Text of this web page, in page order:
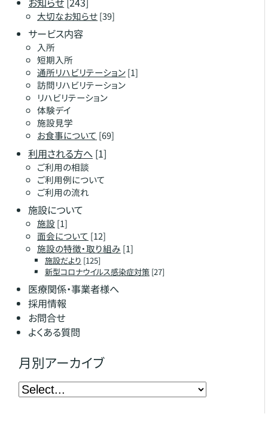
大切なお知らせ[39]
サービス内容
入所
短期入所
通所リハビリテーション[1]
訪問リハビリテーション
リハビリテーション
体験デイ
施設見学
お食事について [69]
利用される方へ[1]
ご利用の相談
ご利用例について
ご利用の流れ
施設について
施設 [1]
面会について [12]
施設の特徴・取り組み [1]
施設だより [125]
新型コロナウイルス感染症対策[27]
医療関係・事業者様へ
採用情報
お問合せ
よくある質問
月別アーカイブ